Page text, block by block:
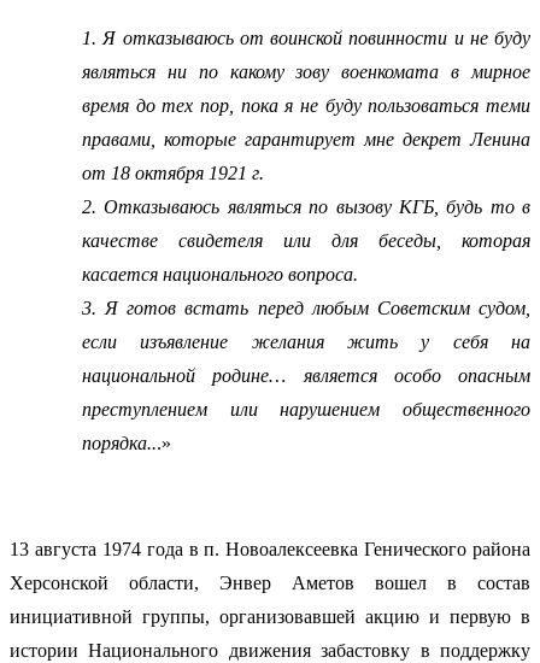
1. Я отказываюсь от воинской повинности и не буду
являться ни по какому зову военкомата в мирное
время до тех пор, пока я не буду пользоваться теми
правами, которые гарантирует мне декрет Ленина
от 18 октября 1921 г.
2. Отказываюсь являться по вызову КГБ, будь то в
качестве свидетеля или для беседы, которая
касается национального вопроса.
3. Я готов встать перед любым Советским судом,
если изъявление желания жить у себя на
национальной родине… является особо опасным
преступлением или нарушением общественного
порядка...»
13 августа 1974 года в п. Новоалексеевка Генического района
Херсонской области, Энвер Аметов вошел в состав
инициативной группы, организовавшей акцию и первую в
истории Национального движения забастовку в поддержку